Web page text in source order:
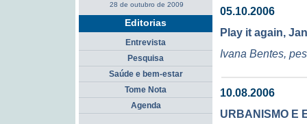
05.10.2006
Play it again,
Ivana Bentes,
10.08.2006
URBANISMO E
28 de outubro de 2009
Editorias
Entrevista
Pesquisa
Saúde e bem-estar
Tome Nota
Agenda